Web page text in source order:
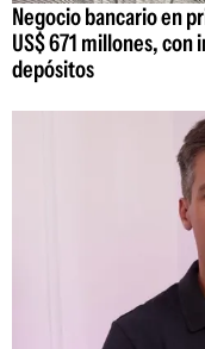
Negocio bancario en
US$ 671 millones,
depósitos